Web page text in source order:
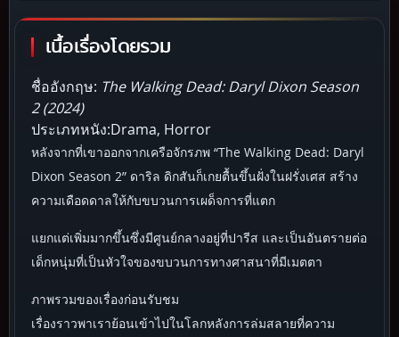
เนื้อเรื่องโดยรวม
ชื่ออังกฤษ: The Walking Dead: Daryl Dixon Season
2 (2024)
ประเภทหนัง:Drama, Horror
หลังจากที่เขาออกจากเครือจักรภพ “The Walking Dead: Daryl
Dixon Season 2” ดาริล ดิกสันก็เกยตื้นขึ้นฝั่งในฝรั่งเศส สร้าง
ความเดือดดาลให้กับขบวนการเผด็จการที่แตก
แยกแต่เพิ่มมากขึ้นซึ่งมีศูนย์กลางอยู่ที่ปารีส และเป็นอันตรายต่อ
เด็กหนุ่มที่เป็นหัวใจของขบวนการทางศาสนาที่มีเมตตา
ภาพรวมของเรื่องก่อนรับชม
เรื่องราวพาเราย้อนเข้าไปในโลกหลังการล่มสลายที่ความ